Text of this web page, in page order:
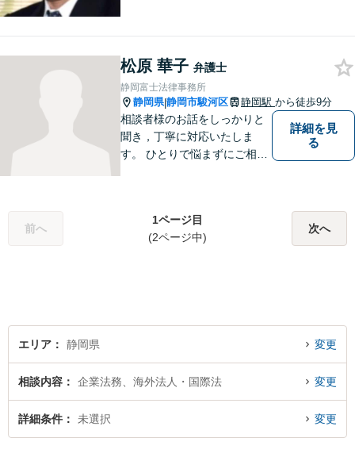
たします。
松原 華子 弁護士
静岡富士法律事務所
静岡県|静岡市駿河区 静岡駅 から徒歩9分
相談者様のお話をしっかりと
聞き，丁寧に対応いたしま
す。 ひとりで悩まずにご相談
詳細を見
る
前へ
1ページ目
(2ページ中)
次へ
エリア 静岡県 変更
相談内容 企業法務、海外法人・国際法 変更
詳細条件 未選択 変更